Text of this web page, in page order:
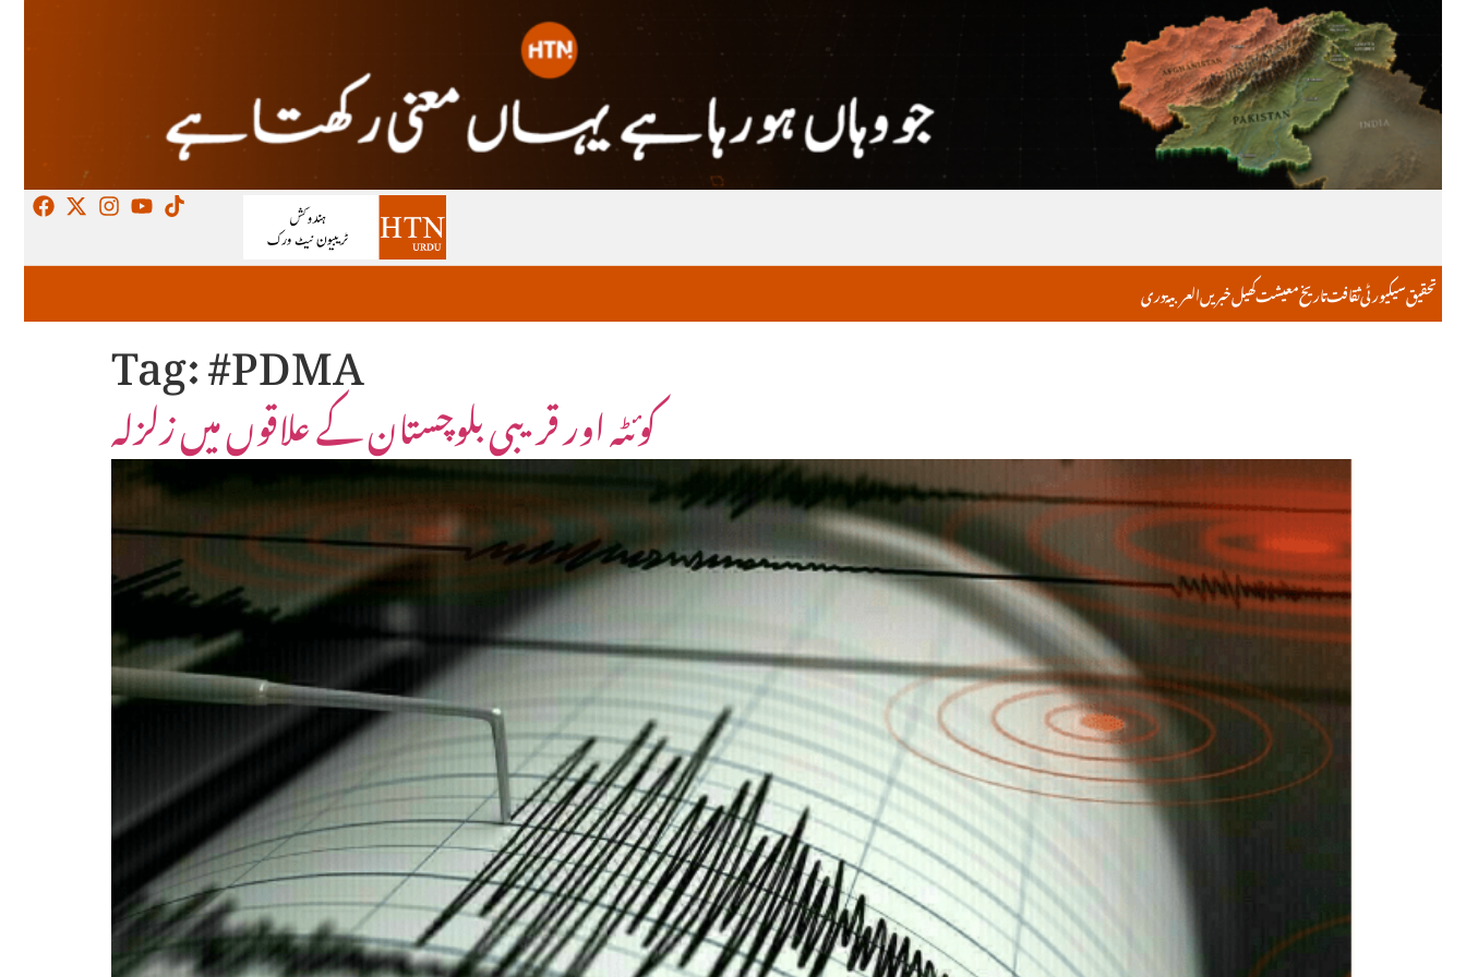
خبریںکھیلمعیشتتاریخثقافتسیکیورٹیتحقیق دریالعربية
Tag:#PDMA
کوئٹہ اور قریبی بلوچستان کے علاقوں میں زلزلہ